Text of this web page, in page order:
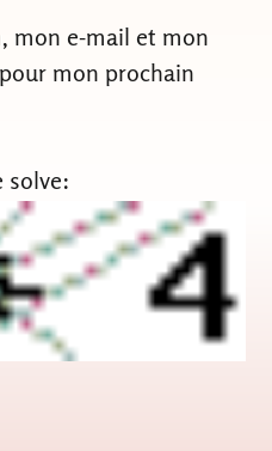
mon e-mail et mon
mon prochain
solve: